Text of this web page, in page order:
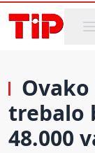
trebalo
48.000